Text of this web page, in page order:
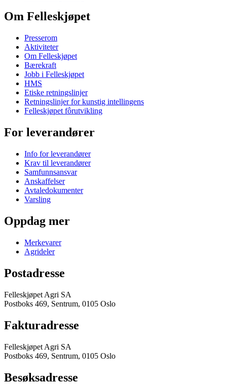
Om Felleskjøpet
Presserom
Aktiviteter
Om Felleskjøpet
Bærekraft
Jobb i Felleskjøpet
HMS
Etiske retningslinjer
Retningslinjer for kunstig intellingens
Felleskjøpet fôrutvikling
For leverandører
Info for leverandører
Krav til leverandører
Samfunnsansvar
Anskaffelser
Avtaledokumenter
Varsling
Oppdag mer
Merkevarer
Agrideler
Postadresse
Felleskjøpet Agri SA
Postboks 469, Sentrum, 0105 Oslo
Fakturadresse
Felleskjøpet Agri SA
Postboks 469, Sentrum, 0105 Oslo
Besøksadresse